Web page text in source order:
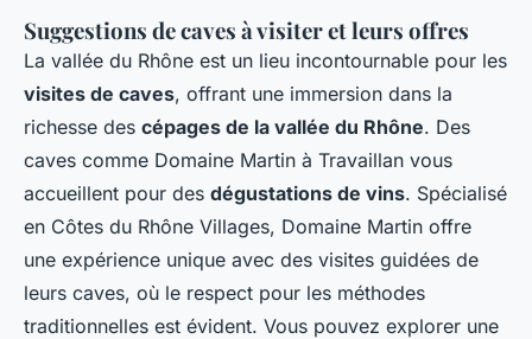
Suggestions de caves à visiter et leurs offres
La vallée du Rhône est un lieu incontournable pour les
visites de caves, offrant une immersion dans la
richesse des cépages de la vallée du Rhône. Des
caves comme Domaine Martin à Travaillan vous
accueillent pour des dégustations de vins. Spécialisé
en Côtes du Rhône Villages, Domaine Martin offre
une expérience unique avec des visites guidées de
leurs caves, où le respect pour les méthodes
traditionnelles est évident. Vous pouvez explorer une